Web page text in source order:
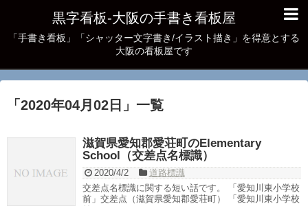
黒字看板‐大阪の手書き看板屋
「手書き看板」「シャッター文字書き/イラスト描き」を得意とする
大阪の看板屋です
「 2020年04月02日 」 一覧
滋賀県愛知郡愛荘町のElementary
School（交差点名標識）
2020/4/2
道路標識
交差点名標識に関する短い話です。 「愛知川東小学校
前」交差点（滋賀県愛知郡愛荘町） 「愛知川東小学校